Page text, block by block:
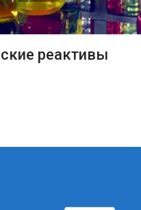
ПОДРОБНЕЕ
реактивы